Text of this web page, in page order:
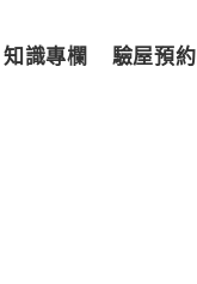
知識專欄 驗屋預約